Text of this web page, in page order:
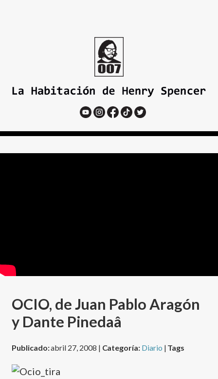
OCIO, de Juan Pablo Aragón
y Dante Pinedaâ
Publicado:abril 27, 2008 | Categoría: Diario | Tags